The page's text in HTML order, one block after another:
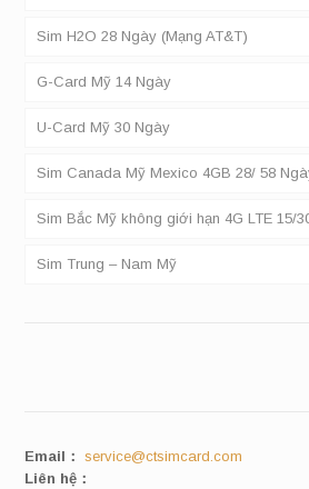
Sim H2O 28 Ngày (Mạng AT&T)
G-Card Mỹ 14 Ngày
U-Card Mỹ 30 Ngày
Sim Canada Mỹ Mexico 4GB 28/ 58
Sim Bắc Mỹ không giới hạn 4G LTE 15/
Sim Trung – Nam Mỹ
Email：
service@ctsimcard.com
Liên hệ：